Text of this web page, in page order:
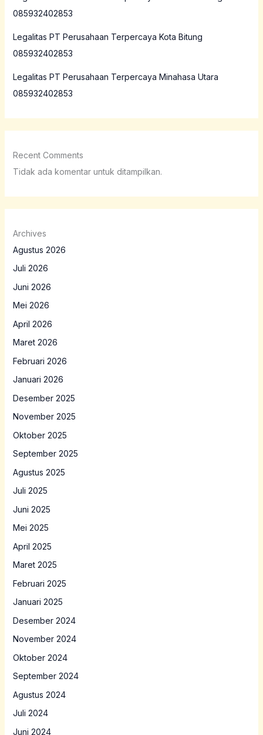
085932402853
Legalitas PT Perusahaan Terpercaya Kota Bitung
085932402853
Legalitas PT Perusahaan Terpercaya Minahasa Utara
085932402853
Recent Comments
Tidak ada komentar untuk ditampilkan.
Archives
Agustus 2026
Juli 2026
Juni 2026
Mei 2026
April 2026
Maret 2026
Februari 2026
Januari 2026
Desember 2025
November 2025
Oktober 2025
September 2025
Agustus 2025
Juli 2025
Juni 2025
Mei 2025
April 2025
Maret 2025
Februari 2025
Januari 2025
Desember 2024
November 2024
Oktober 2024
September 2024
Agustus 2024
Juli 2024
Juni 2024